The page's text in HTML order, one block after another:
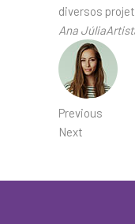
diversos
Ana
Previous
Next